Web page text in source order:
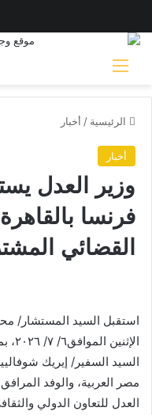
القائمة
الرئيسية / أخبار
أخبار
وزير العدل
فرنسا
القضائي
استقبل السيد المستشار/
السيد السفير/ إيريك
مصر العربية، والوفد
العدل للتعاون الدولي